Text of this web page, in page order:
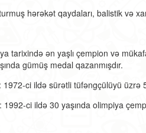
hərəkət qaydaları, balistik və
tarixində ən yaşlı çempion və
gümüş medal qazanmışdır.
ci ildə sürətli tüfəngçülüyü üzrə
ci ildə 30 yaşında olimpiya